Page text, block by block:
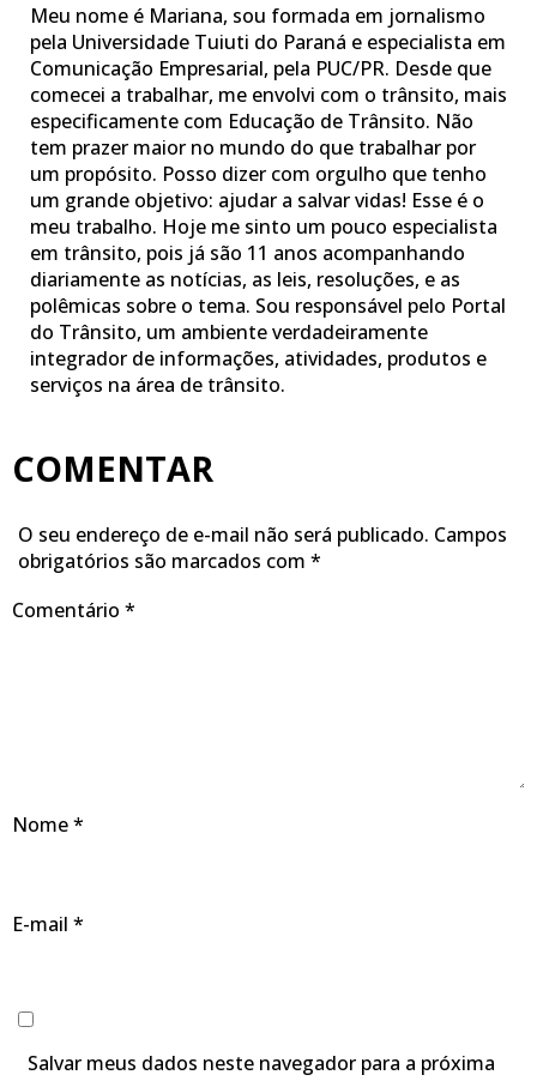
Meu nome é Mariana, sou formada em jornalismo
pela Universidade Tuiuti do Paraná e especialista em
Comunicação Empresarial, pela PUC/PR. Desde que
comecei a trabalhar, me envolvi com o trânsito, mais
especificamente com Educação de Trânsito. Não
tem prazer maior no mundo do que trabalhar por
um propósito. Posso dizer com orgulho que tenho
um grande objetivo: ajudar a salvar vidas! Esse é o
meu trabalho. Hoje me sinto um pouco especialista
em trânsito, pois já são 11 anos acompanhando
diariamente as notícias, as leis, resoluções, e as
polêmicas sobre o tema. Sou responsável pelo Portal
do Trânsito, um ambiente verdadeiramente
integrador de informações, atividades, produtos e
serviços na área de trânsito.
COMENTAR
O seu endereço de e-mail não será publicado. Campos
obrigatórios são marcados com *
Comentário *
Nome*
E-mail *
Salvar meus dados neste navegador para a próxima